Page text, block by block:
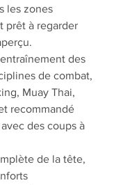
les zones
prêt à regarder
des
de combat,
Muay Thai,
recommandé
des coups à
de la tête,